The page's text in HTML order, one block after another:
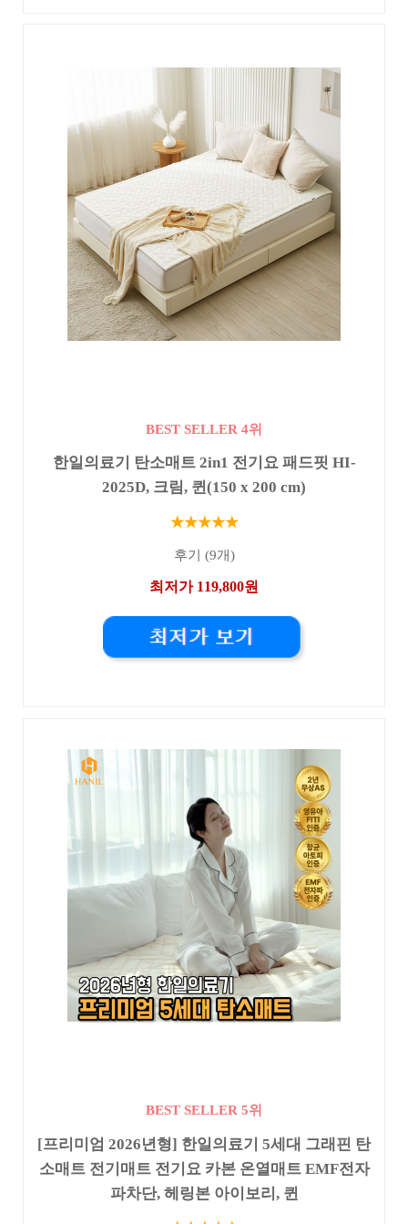
BEST SELLER 4위
한일의료기 탄소매트 2in1 전기요 패드핏 HI-
2025D, 크림, 퀸(150 x 200 cm)
★★★★★
후기 (9개)
최저가 119,800원
BEST SELLER 5위
[프리미엄 2026년형] 한일의료기 5세대 그래핀 탄
소매트 전기매트 전기요 카본 온열매트 EMF전자
파차단, 헤링본 아이보리, 퀸